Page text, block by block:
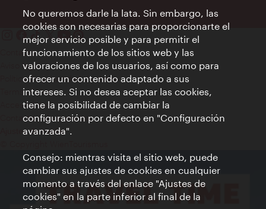
Contacto
Aviso legal
Política de privacidad de datos
Terms of Use
Accesibilidad
Contacto para la prensa
Ajustes de cookie
No queremos darle la lata. Sin embargo, las
cookies son necesarias para proporcionarte el
mejor servicio posible y para permitir el
funcionamiento de los sitios web y las
valoraciones de los usuarios, así como para
ofrecer un contenido adaptado a sus
intereses. Si no desea aceptar las cookies,
tiene la posibilidad de cambiar la
configuración por defecto en "Configuración
avanzada".
Consejo: mientras visita el sitio web, puede
cambiar sus ajustes de cookies en cualquier
momento a través del enlace "Ajustes de
cookies" en la parte inferior al final de la